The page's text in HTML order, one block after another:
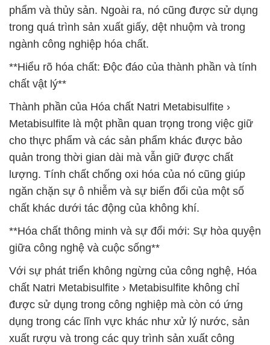
phẩm và thủy sản. Ngoài ra, nó cũng được sử dụng
trong quá trình sản xuất giấy, dệt nhuộm và trong
ngành công nghiệp hóa chất.
**Hiểu rõ hóa chất: Độc đáo của thành phần và tính
chất vật lý**
Thành phần của Hóa chất Natri Metabisulfite ›
Metabisulfite là một phần quan trọng trong việc giữ
cho thực phẩm và các sản phẩm khác được bảo
quản trong thời gian dài mà vẫn giữ được chất
lượng. Tính chất chống oxi hóa của nó cũng giúp
ngăn chặn sự ô nhiễm và sự biến đổi của một số
chất khác dưới tác động của không khí.
**Hóa chất thông minh và sự đổi mới: Sự hòa quyện
giữa công nghệ và cuộc sống**
Với sự phát triển không ngừng của công nghệ, Hóa
chất Natri Metabisulfite › Metabisulfite không chỉ
được sử dụng trong công nghiệp mà còn có ứng
dụng trong các lĩnh vực khác như xử lý nước, sản
xuất rượu và trong các quy trình sản xuất công